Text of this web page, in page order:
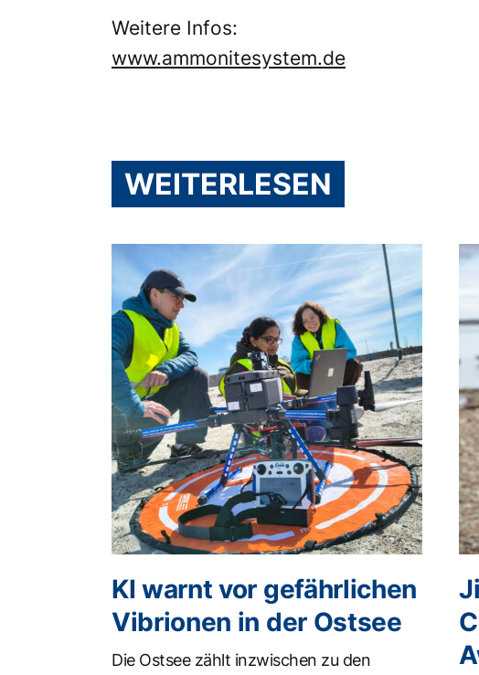
Weitere Infos:
www.ammonitesystem.de
WEITERLESEN
KI warnt vor gefährlichen
Vibrionen in der Ostsee
Die Ostsee zählt inzwischen zu den